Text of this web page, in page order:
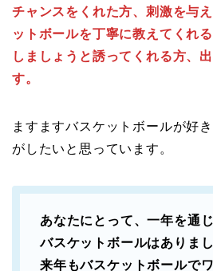
チャンスをくれた方、刺激を与
ットボールを丁寧に教えてくれ
しましょうと誘ってくれる方、
す。
ますますバスケットボールが好
がしたいと思っています。
あなたにとって、一年を通
バスケットボールはありま
来年もバスケットボールで